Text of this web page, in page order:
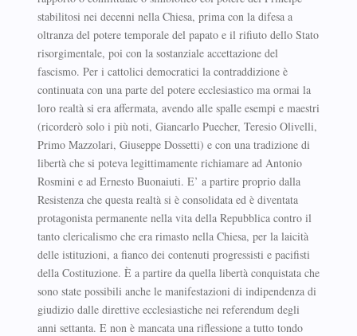
stabilitosi nei decenni nella Chiesa, prima con la difesa a
oltranza del potere temporale del papato e il rifiuto dello Stato
risorgimentale, poi con la sostanziale accettazione del
fascismo. Per i cattolici democratici la contraddizione è
continuata con una parte del potere ecclesiastico ma ormai la
loro realtà si era affermata, avendo alle spalle esempi e maestri
(ricorderò solo i più noti, Giancarlo Puecher, Teresio Olivelli,
Primo Mazzolari, Giuseppe Dossetti) e con una tradizione di
libertà che si poteva legittimamente richiamare ad Antonio
Rosmini e ad Ernesto Buonaiuti. E’ a partire proprio dalla
Resistenza che questa realtà si è consolidata ed è diventata
protagonista permanente nella vita della Repubblica contro il
tanto clericalismo che era rimasto nella Chiesa, per la laicità
delle istituzioni, a fianco dei contenuti progressisti e pacifisti
della Costituzione. È a partire da quella libertà conquistata che
sono state possibili anche le manifestazioni di indipendenza di
giudizio dalle direttive ecclesiastiche nei referendum degli
anni settanta. E non è mancata una riflessione a tutto tondo